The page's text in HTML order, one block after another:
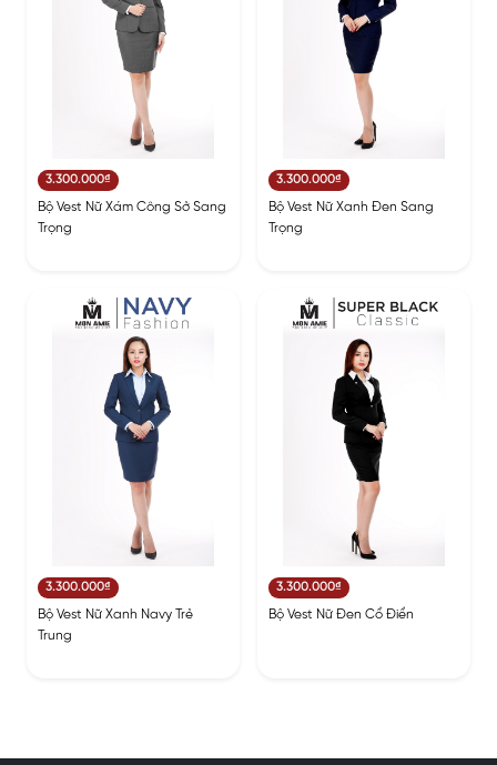
3.300.000₫
Bộ Vest Nữ Xám Công Sở Sang
Trọng
3.300.000₫
Bộ Vest Nữ Xanh Đen Sang
Trọng
3.300.000₫
Bộ Vest Nữ Xanh Navy Trẻ
Trung
3.300.000₫
Bộ Vest Nữ Đen Cổ Điển